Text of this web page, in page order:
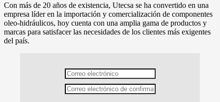
Con más de 20 años de existencia, Utecsa se ha convertido en una
empresa líder en la importación y comercialización de componentes
oleo-hidráulicos, hoy cuenta con una amplia gama de productos y
marcas para satisfacer las necesidades de los clientes más exigentes
del país.